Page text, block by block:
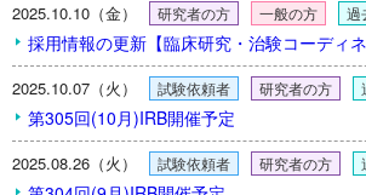
2025.10.10（金） 研究者の方 一般の方 過
採用情報の更新【臨床研究・治験コーディ
2025.10.07（火） 試験依頼者 研究者の方
第305回(10月)IRB開催予定
2025.08.26（火） 試験依頼者 研究者の方